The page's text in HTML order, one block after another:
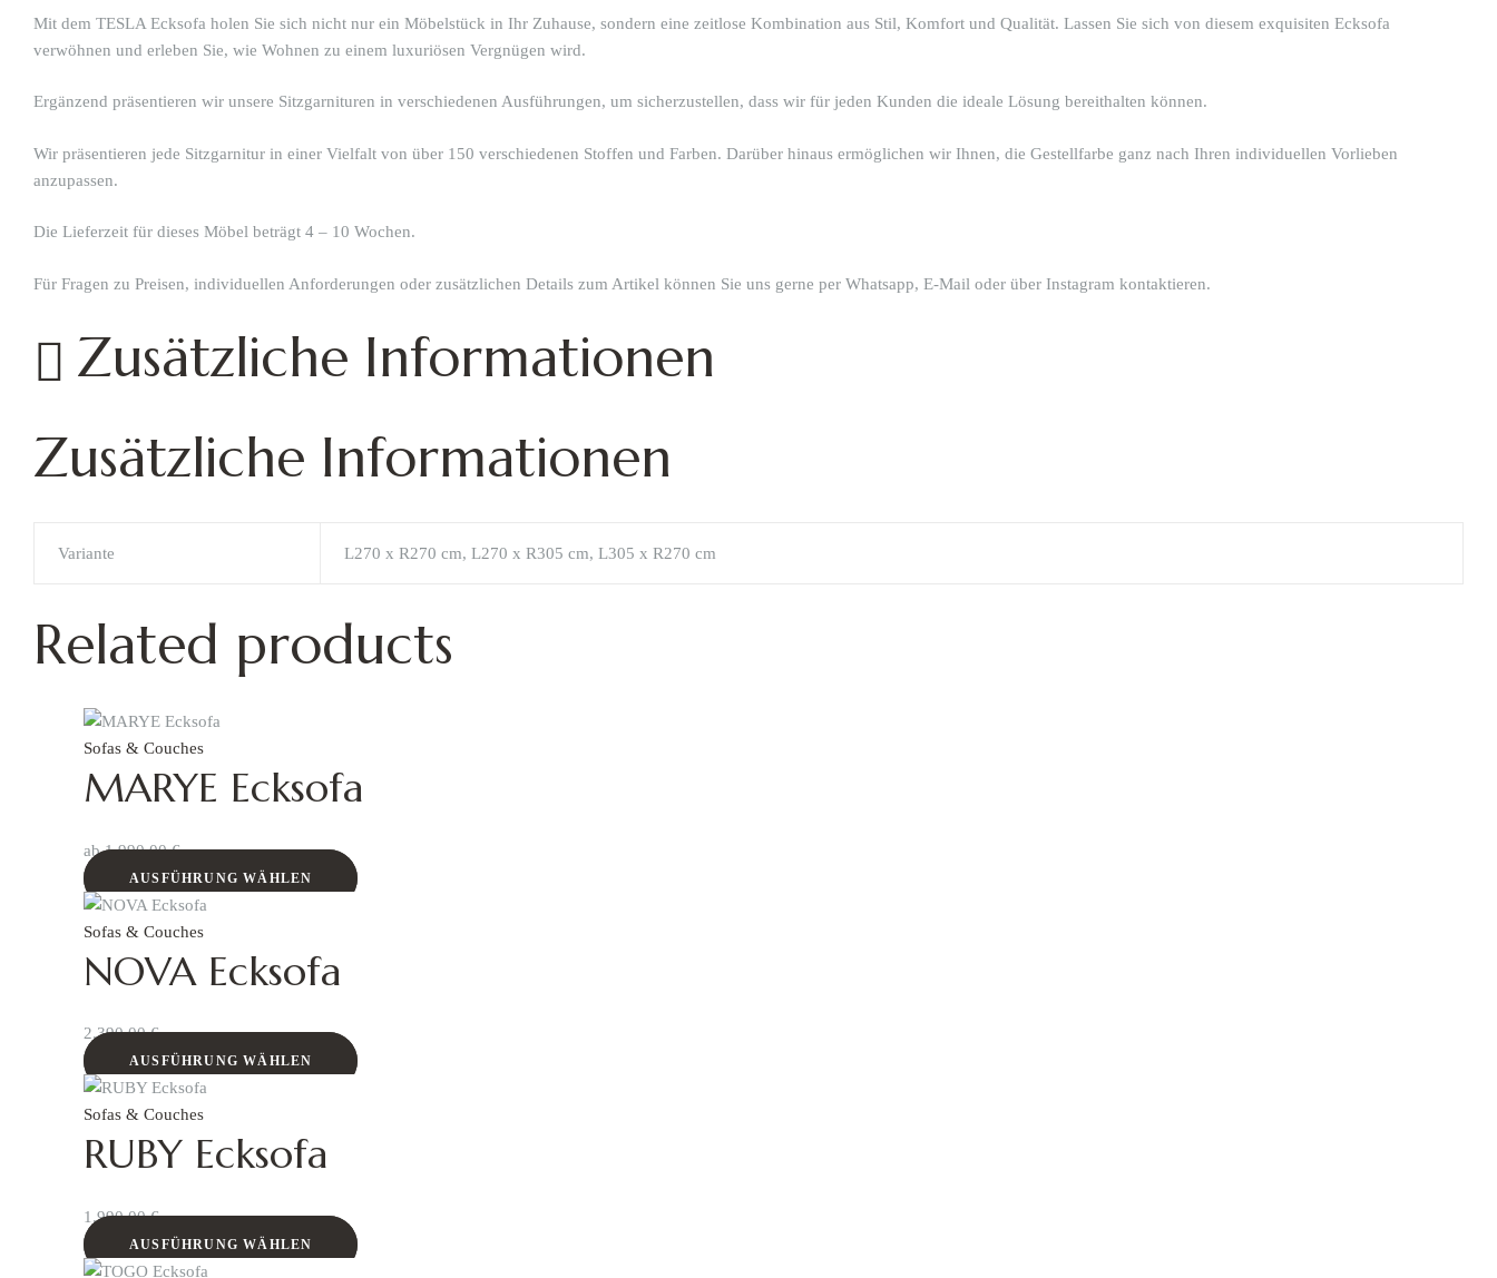
Mit dem TESLA Ecksofa holen Sie sich nicht nur ein Möbelstück in Ihr Zuhause, sondern eine zeitlose Kombination aus Stil, Komfort und Qualität. Lassen Sie sich von diesem exquisiten Ecksofa
verwöhnen und erleben Sie, wie Wohnen zu einem luxuriösen Vergnügen wird.
Ergänzend präsentieren wir unsere Sitzgarnituren in verschiedenen Ausführungen, um sicherzustellen, dass wir für jeden Kunden die ideale Lösung bereithalten können.
Wir präsentieren jede Sitzgarnitur in einer Vielfalt von über 150 verschiedenen Stoffen und Farben. Darüber hinaus ermöglichen wir Ihnen, die Gestellfarbe ganz nach Ihren individuellen Vorlieben
anzupassen.
Die Lieferzeit für dieses Möbel beträgt 4 – 10 Wochen.
Für Fragen zu Preisen, individuellen Anforderungen oder zusätzlichen Details zum Artikel können Sie uns gerne per Whatsapp, E-Mail oder über Instagram kontaktieren.
Zusätzliche Informationen
Zusätzliche Informationen
Variante L270 x R270 cm, L270 x R305 cm, L305 x R270 cm
Related products
Sofas & Couches
MARYE Ecksofa
ab1.990,00€
AUSFÜHRUNG WÄHLEN
Sofas & Couches
NOVA Ecksofa
2.390,00€
AUSFÜHRUNG WÄHLEN
Sofas & Couches
RUBY Ecksofa
1.990,00€
AUSFÜHRUNG WÄHLEN